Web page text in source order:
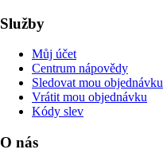
Služby
Můj účet
Centrum nápovědy
Sledovat mou objednávku
Vrátit mou objednávku
Kódy slev
O nás